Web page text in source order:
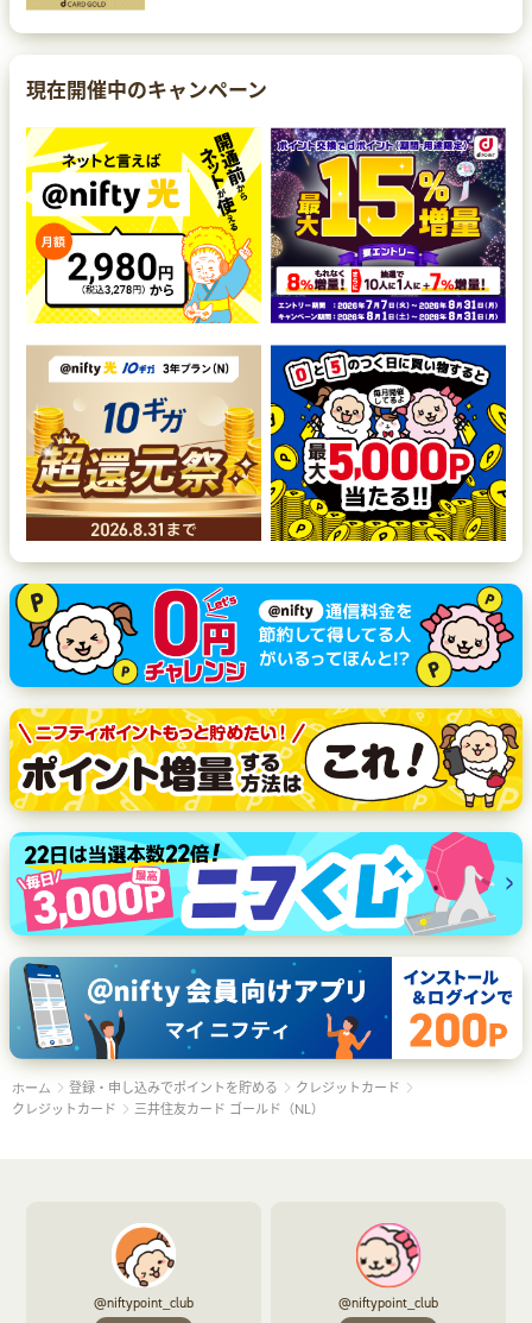
現在開催中のキャンペーン
ホーム 登録・申し込みでポイントを貯める
クレジットカード
クレジットカード
三井住友カード ゴールド（NL）
@niftypoint_club @niftypoint_club